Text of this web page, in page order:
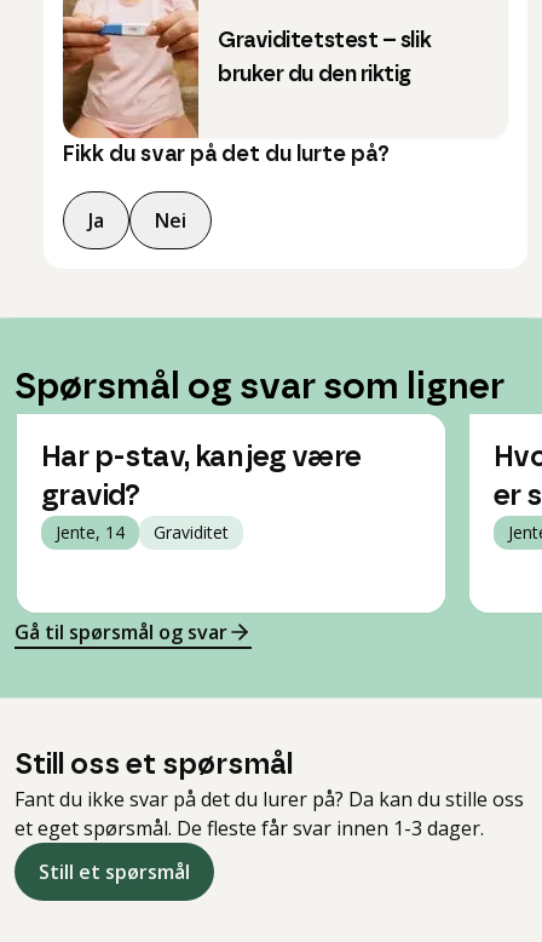
Graviditetstest – slik
bruker du den riktig
Fikk du svar på det du lurte på?
Ja Nei
Spørsmål og svar som ligner
Har p-stav, kan jeg være
gravid?
Jente, 14 Graviditet
er
Gå til spørsmål og svar
Still oss et spørsmål
Fant du ikke svar på det du lurer på? Da kan du stille oss
et eget spørsmål. De fleste får svar innen 1-3 dager.
Still et spørsmål